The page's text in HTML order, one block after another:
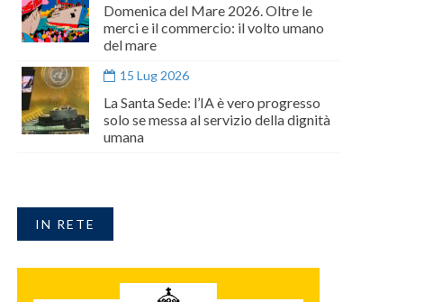
Domenica del Mare 2026. Oltre le
merci e il commercio: il volto umano
del mare
15 Lug 2026
La Santa Sede: l’IA è vero progresso
solo se messa al servizio della dignità
umana
IN RETE